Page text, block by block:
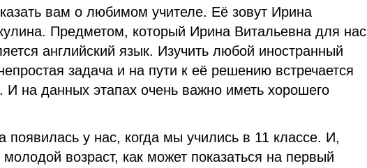
вам о любимом учителе. Её зовут Ирина
Предметом, который Ирина Витальевна для нас
английский язык. Изучить любой иностранный
задача и на пути к её решению встречается
И на данных этапах очень важно иметь хорошего
появилась у нас, когда мы учились в 11 классе. И,
возраст, как может показаться на первый